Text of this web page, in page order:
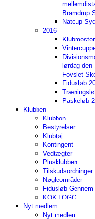
Bramdrup
Natcup
2016
lørdag den
Fovslet
Fidusløb
Påskeløb
Klubben
Klubben
Bestyrelsen
Klubtøj
Kontingent
Vedtægter
Plusklubben
Tilskudsordninger
Nøgleområder
Fidusløb Gennem
KOK LOGO
Nyt medlem
Nyt medlem